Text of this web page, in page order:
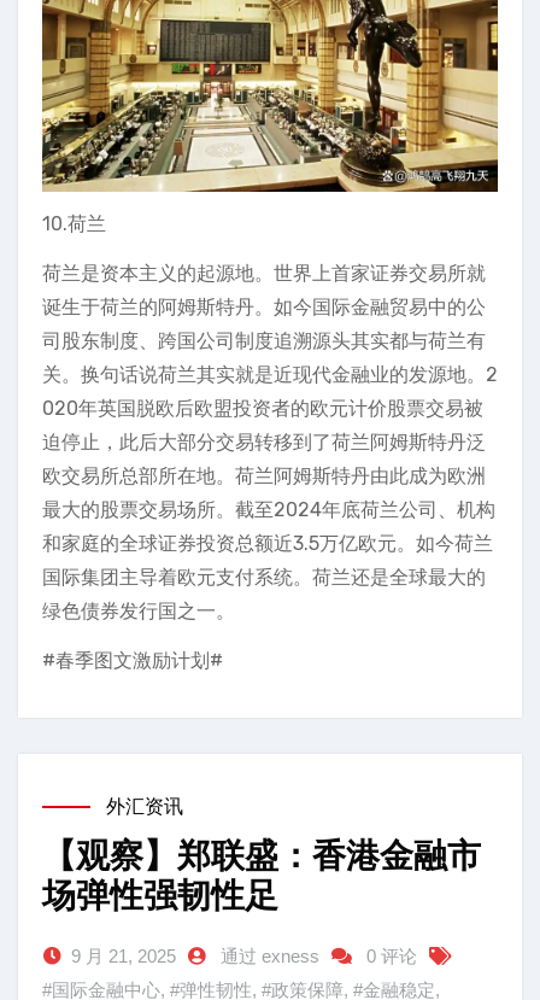
10.荷兰
荷兰是资本主义的起源地。世界上首家证券交易所就
诞生于荷兰的阿姆斯特丹。如今国际金融贸易中的公
司股东制度、跨国公司制度追溯源头其实都与荷兰有
关。换句话说荷兰其实就是近现代金融业的发源地。2
020年英国脱欧后欧盟投资者的欧元计价股票交易被
迫停止，此后大部分交易转移到了荷兰阿姆斯特丹泛
欧交易所总部所在地。荷兰阿姆斯特丹由此成为欧洲
最大的股票交易场所。截至2024年底荷兰公司、机构
和家庭的全球证券投资总额近3.5万亿欧元。如今荷兰
国际集团主导着欧元支付系统。荷兰还是全球最大的
绿色债券发行国之一。
#春季图文激励计划#
外汇资讯
【观察】郑联盛：香港金融市
场弹性强韧性足
9 月 21, 2025 通过 exness
0 评论
#国际金融中心, #弹性韧性, #政策保障, #金融稳定,